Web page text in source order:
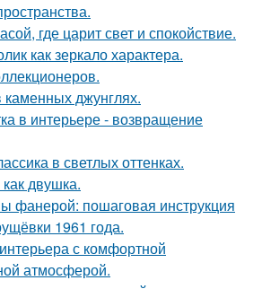
где царит свет и спокойствие.
как зеркало характера.
каменных джунглях.
в интерьере - возвращение
в светлых оттенках.
двушка.
фанерой: пошаговая инструкция
1961 года.
с комфортной
атмосферой.